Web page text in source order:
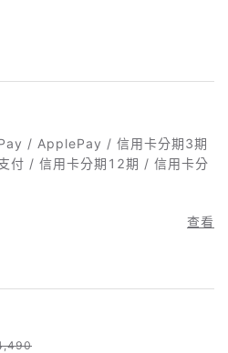
/ ApplePay / 信用卡分期3期
付 / 信用卡分期12期 / 信用卡分
查看